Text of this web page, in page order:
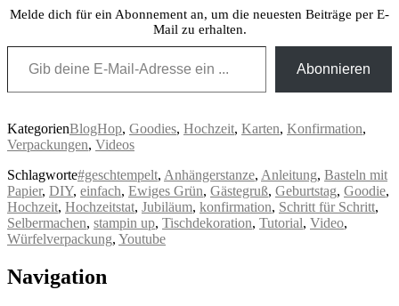
Melde dich für ein Abonnement an, um die neuesten Beiträge per E-
Mail zu erhalten.
Gib deine E-Mail-Adresse ein ...
Abonnieren
KategorienBlogHop, Goodies, Hochzeit, Karten, Konfirmation,
Verpackungen, Videos
Schlagworte#geschtempelt, Anhängerstanze, Anleitung, Basteln mit
Papier, DIY, einfach, Ewiges Grün, Gästegruß, Geburtstag, Goodie,
Hochzeit, Hochzeitstat, Jubiläum, konfirmation, Schritt für Schritt,
Selbermachen, stampin up, Tischdekoration, Tutorial, Video,
Würfelverpackung, Youtube
Post
Navigation